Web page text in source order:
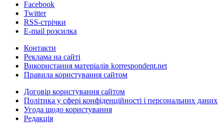
Facebook
Twitter
RSS-стрічки
E-mail розсилка
Контакти
Реклама на сайті
Використання матеріалів korrespondent.net
Правила користування сайтом
Договір користування сайтом
Політика у сфері конфіденційності і персональних даних
Угода щодо користування
Редакція